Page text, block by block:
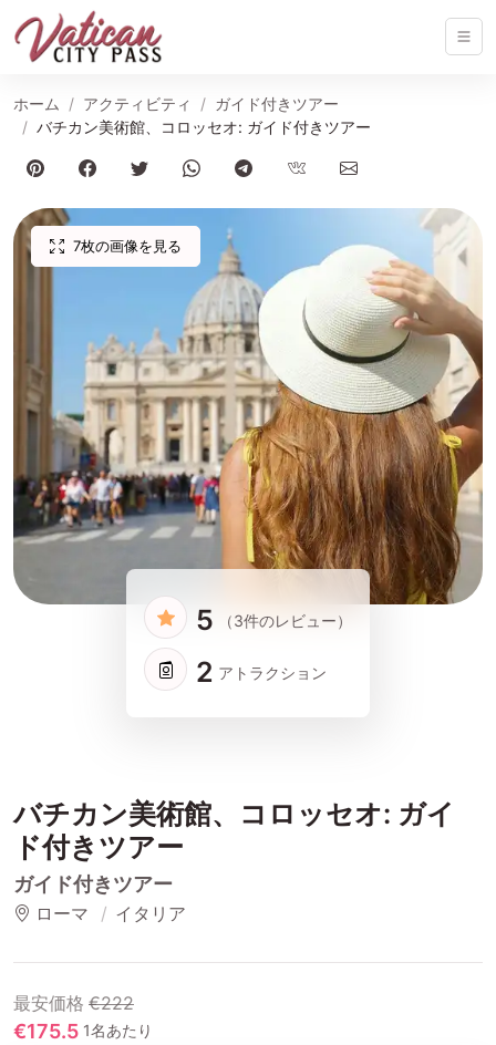
ホーム アクティビティ
ガイド付きツアー
バチカン美術館、コロッセオ: ガイド付きツアー
7枚の画像を見る
5 （3件のレビュー）
2 アトラクション
バチカン美術館、コロッセオ: ガイ
ド付きツアー
ガイド付きツアー
ローマ イタリア
最安価格 €222
€175.5 1名あたり